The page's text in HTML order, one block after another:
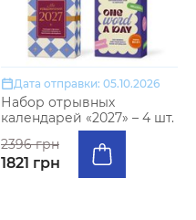
Дата отправки: 05.10.2026
Набор отрывных
календарей «2027» – 4 шт.
2396 грн
1821 грн